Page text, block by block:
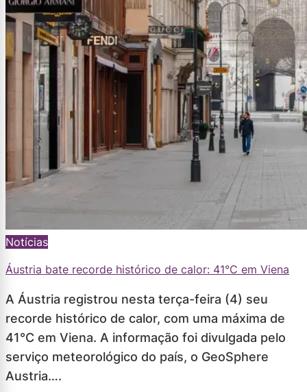
Notícias
Áustria bate recorde histórico de calor: 41°C em Viena
A Áustria registrou nesta terça-feira (4) seu
recorde histórico de calor, com uma máxima de
41°C em Viena. A informação foi divulgada pelo
serviço meteorológico do país, o GeoSphere
Austria….